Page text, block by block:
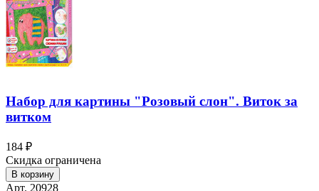
Набор для картины "Розовый слон". Виток за
витком
184 ₽
Скидка ограничена
В корзину
Арт. 20928